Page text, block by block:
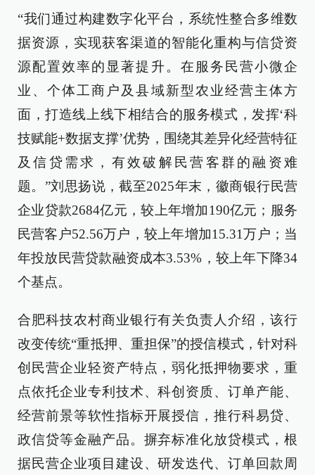
“我们通过构建数字化平台，系统性整合多维数
据资源，实现获客渠道的智能化重构与信贷资
源配置效率的显著提升。在服务民营小微企
业、个体工商户及县域新型农业经营主体方
面，打造线上线下相结合的服务模式，发挥‘科
技赋能+数据支撑’优势，围绕其差异化经营特征
及信贷需求，有效破解民营客群的融资难
题。”刘思扬说，截至2025年末，徽商银行民营
企业贷款2684亿元，较上年增加190亿元；服务
民营客户52.56万户，较上年增加15.31万户；当
年投放民营贷款融资成本3.53%，较上年下降34
个基点。
合肥科技农村商业银行有关负责人介绍，该行
改变传统“重抵押、重担保”的授信模式，针对科
创民营企业轻资产特点，弱化抵押物要求，重
点依托企业专利技术、科创资质、订单产能、
经营前景等软性指标开展授信，推行科易贷、
政信贷等金融产品。摒弃标准化放贷模式，根
据民营企业项目建设、研发迭代、订单回款周